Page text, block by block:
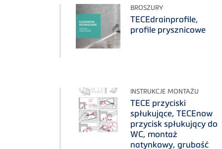
BROSZURY
TECEdrainprofile,
profile prysznicowe
INSTRUKCJE MONTAŻU
TECE przyciski
spłukujące, TECEnow
przycisk spłukujący do
WC, montaż
natynkowy, grubość